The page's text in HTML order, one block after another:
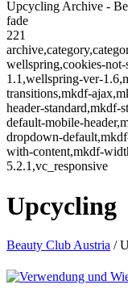
Upcycling Archive -
fade
221
wellspring,cookies-
1.1,wellspring-ver-
transitions,mkdf-
header-
default-mobile-
dropdown-
with-content,mkdf-
5.2.1,vc_responsive
Upcycling
Beauty Club Austria /